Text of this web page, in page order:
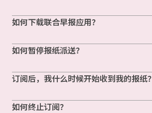
如何下载联合早报应用？
如何暂停报纸派送？
订阅后，我什么时候开始收到我的报纸？
如何终止订阅？